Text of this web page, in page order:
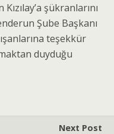
şükranlarını
Şube Başkanı
teşekkür
duyduğu
Next Post